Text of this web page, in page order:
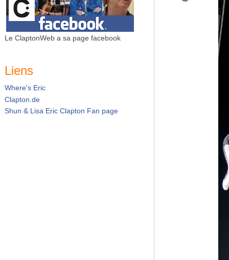
Le ClaptonWeb a sa page facebook
Liens
Where's Eric
Clapton.de
Shun & Lisa Eric Clapton Fan page